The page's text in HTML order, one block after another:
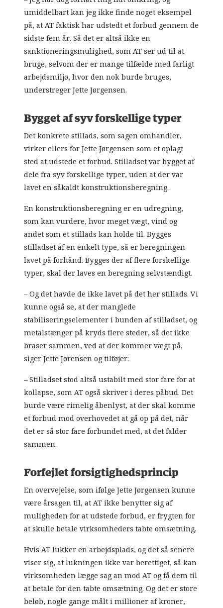
umiddelbart kan jeg ikke finde noget eksempel
på, at AT faktisk har udstedt et forbud gennem de
sidste fem år. Så det er altså ikke en
sanktioneringsmulighed, som AT ser ud til at
bruge, selvom der er mange tilfælde med farligt
arbejdsmiljø, hvor den nok burde bruges,
understreger Jette Jørgensen.
Bygget af syv forskellige typer
Det konkrete stillads, som sagen omhandler,
virker ellers for Jette Jørgensen som et oplagt
sted at udstede et forbud. Stilladset var bygget af
dele fra syv forskellige typer, uden at der var
lavet en såkaldt konstruktionsberegning.
En konstruktionsberegning er en udregning,
som kan vurdere, hvor meget vægt, vind og
andet som et stillads kan holde til. Bygges
stilladset af en enkelt type, så er beregningen
lavet på forhånd. Bygges der af flere forskellige
typer, skal der laves en beregning selvstændigt.
– Og det havde de ikke lavet på det her stillads. Vi
kunne også se, at der manglede
stabiliseringselementer i bunden af stilladset, og
metalstænger på kryds flere steder, så det ikke
braser sammen, ved at der kommer vægt på,
siger Jette Jørensen og tilføjer:
– Stilladset stod altså ustabilt med stor fare for at
kollapse, som AT også skriver i deres påbud. Det
burde være rimelig åbenlyst, at der skal komme
et forbud mod overhovedet at gå op på det, når
det er så stor fare forbundet med, at det falder
sammen.
Forfejlet forsigtighedsprincip
En overvejelse, som ifølge Jette Jørgensen kunne
være årsagen til, at AT ikke benytter sig af
muligheden for at udstede forbud, er frygten for
at skulle betale virksomheders tabte omsætning.
Hvis AT lukker en arbejdsplads, og det så senere
viser sig, at lukningen ikke var berettiget, så kan
virksomheden lægge sag an mod AT og få dem til
at betale for den tabte omsætning. Og det er store
beløb, nogle gange målt i millioner af kroner,